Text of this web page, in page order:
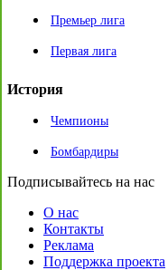
Премьер лига
Первая лига
История
Чемпионы
Бомбардиры
Подписывайтесь на нас
О нас
Контакты
Реклама
Поддержка проекта